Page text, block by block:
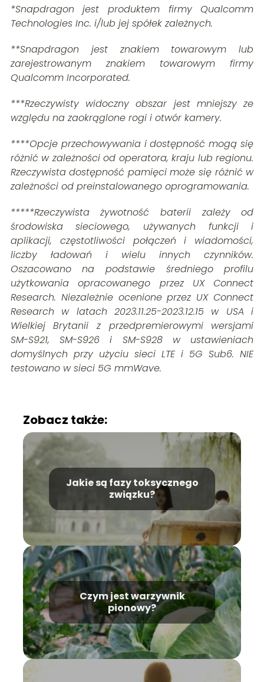
*Snapdragon jest produktem firmy Qualcomm
Technologies Inc. i/lub jej spółek zależnych.
**Snapdragon jest znakiem towarowym lub
zarejestrowanym znakiem towarowym firmy
Qualcomm Incorporated.
***Rzeczywisty widoczny obszar jest mniejszy ze
względu na zaokrąglone rogi i otwór kamery.
****Opcje przechowywania i dostępność mogą się
różnić w zależności od operatora, kraju lub regionu.
Rzeczywista dostępność pamięci może się różnić w
zależności od preinstalowanego oprogramowania.
*****Rzeczywista żywotność baterii zależy od
środowiska sieciowego, używanych funkcji i
aplikacji, częstotliwości połączeń i wiadomości,
liczby ładowań i wielu innych czynników.
Oszacowano na podstawie średniego profilu
użytkowania opracowanego przez UX Connect
Research. Niezależnie ocenione przez UX Connect
Research w latach 2023.11.25-2023.12.15 w USA i
Wielkiej Brytanii z przedpremierowymi wersjami
SM-S921, SM-S926 i SM-S928 w ustawieniach
domyślnych przy użyciu sieci LTE i 5G Sub6. NIE
testowano w sieci 5G mmWave.
Zobacz także:
Jakie są fazy toksycznego
związku?
Czym jest warzywnik
pionowy?